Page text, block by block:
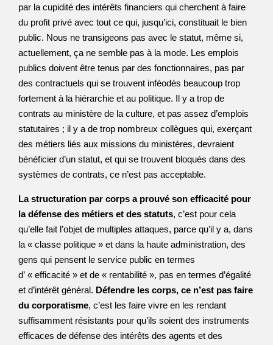
par la cupidité des intérêts financiers qui cherchent à faire
du profit privé avec tout ce qui, jusqu’ici, constituait le bien
public. Nous ne transigeons pas avec le statut, même si,
actuellement, ça ne semble pas à la mode. Les emplois
publics doivent être tenus par des fonctionnaires, pas par
des contractuels qui se trouvent inféodés beaucoup trop
fortement à la hiérarchie et au politique. Il y a trop de
contrats au ministère de la culture, et pas assez d’emplois
statutaires ; il y a de trop nombreux collègues qui, exerçant
des métiers liés aux missions du ministères, devraient
bénéficier d’un statut, et qui se trouvent bloqués dans des
systèmes de contrats, ce n’est pas acceptable.
La structuration par corps a prouvé son efficacité pour
la défense des métiers et des statuts, c’est pour cela
qu’elle fait l’objet de multiples attaques, parce qu’il y a, dans
la « classe politique » et dans la haute administration, des
gens qui pensent le service public en termes
d’ « efficacité » et de « rentabilité », pas en termes d’égalité
et d’intérêt général. Défendre les corps, ce n’est pas faire
du corporatisme, c’est les faire vivre en les rendant
suffisamment résistants pour qu’ils soient des instruments
efficaces de défense des intérêts des agents et des